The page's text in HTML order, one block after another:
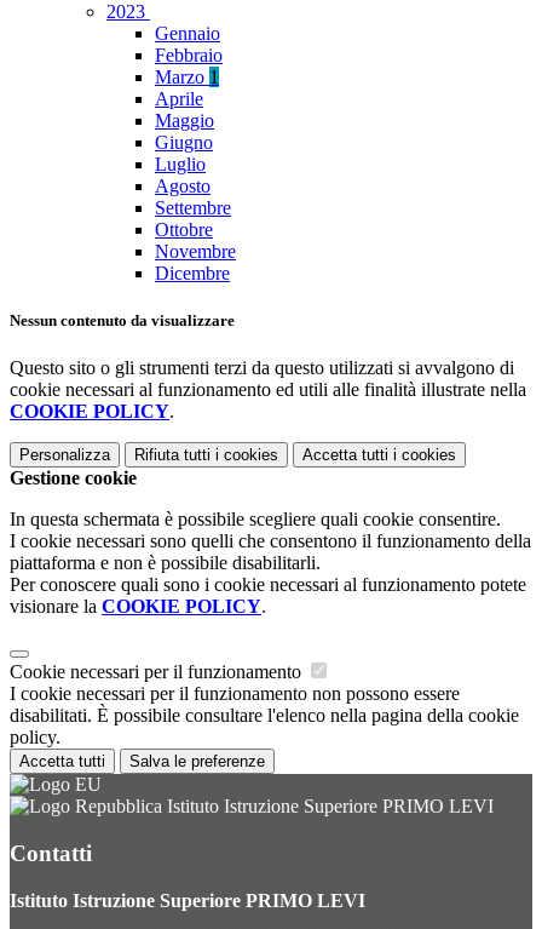
2023
Gennaio
Febbraio
Marzo 1
Aprile
Maggio
Giugno
Luglio
Agosto
Settembre
Ottobre
Novembre
Dicembre
Nessun contenuto da visualizzare
Questo sito o gli strumenti terzi da questo utilizzati si avvalgono di
cookie necessari al funzionamento ed utili alle finalità illustrate nella
COOKIE POLICY.
Personalizza Rifiuta tutti i cookies Accetta tutti i cookies
Gestione cookie
In questa schermata è possibile scegliere quali cookie consentire.
I cookie necessari sono quelli che consentono il funzionamento della
piattaforma e non è possibile disabilitarli.
Per conoscere quali sono i cookie necessari al funzionamento potete
visionare la COOKIE POLICY.
Cookie necessari per il funzionamento
I cookie necessari per il funzionamento non possono essere
disabilitati. È possibile consultare l'elenco nella pagina della cookie
policy.
Accetta tutti Salva le preferenze
Istituto Istruzione Superiore PRIMO LEVI
Contatti
Istituto Istruzione Superiore PRIMO LEVI